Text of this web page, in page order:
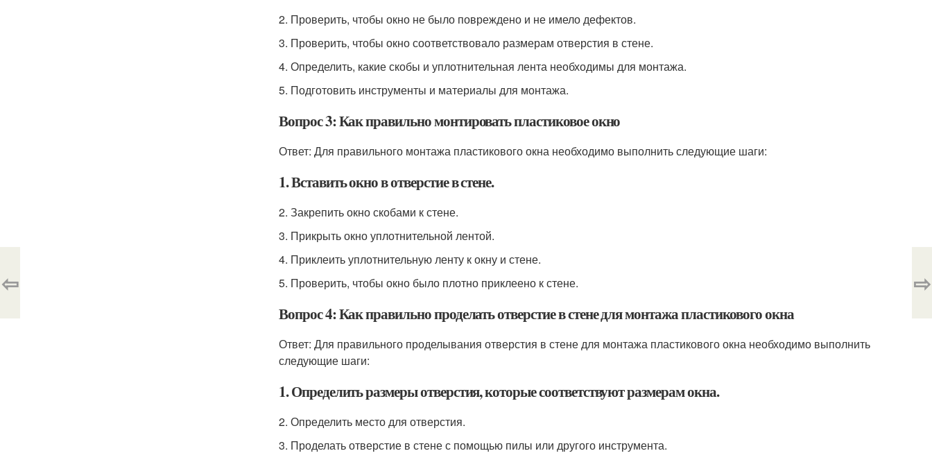
2. Проверить, чтобы окно не было повреждено и не имело дефектов.
3. Проверить, чтобы окно соответствовало размерам отверстия в стене.
4. Определить, какие скобы и уплотнительная лента необходимы для монтажа.
5. Подготовить инструменты и материалы для монтажа.
Вопрос 3: Как правильно монтировать пластиковое окно
Ответ: Для правильного монтажа пластикового окна необходимо выполнить следующие шаги:
1. Вставить окно в отверстие в стене.
2. Закрепить окно скобами к стене.
3. Прикрыть окно уплотнительной лентой.
4. Приклеить уплотнительную ленту к окну и стене.
5. Проверить, чтобы окно было плотно приклеено к стене.
Вопрос 4: Как правильно проделать отверстие в стене для монтажа пластикового окна
Ответ: Для правильного проделывания отверстия в стене для монтажа пластикового окна необходимо выполнить
следующие шаги:
1. Определить размеры отверстия, которые соответствуют размерам окна.
2. Определить место для отверстия.
3. Проделать отверстие в стене с помощью пилы или другого инструмента.
⇦ ⇨